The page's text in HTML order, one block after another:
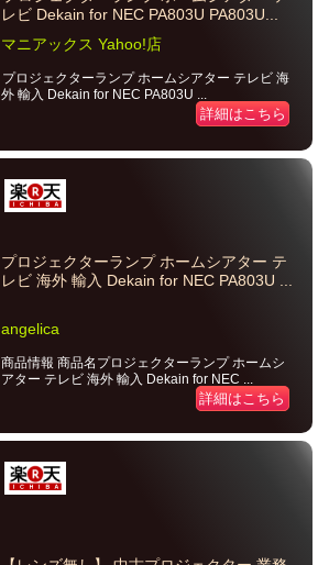
レビ Dekain for NEC PA803U PA803U...
マニアックス Yahoo!店
プロジェクターランプ ホームシアター テレビ 海
外 輸入 Dekain for NEC PA803U ...
詳細はこちら
プロジェクターランプ ホームシアター テ
レビ 海外 輸入 Dekain for NEC PA803U ...
angelica
商品情報 商品名プロジェクターランプ ホームシ
アター テレビ 海外 輸入 Dekain for NEC ...
詳細はこちら